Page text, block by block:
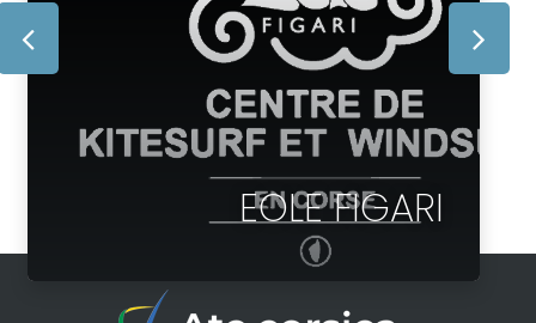
EOLE FIGARI